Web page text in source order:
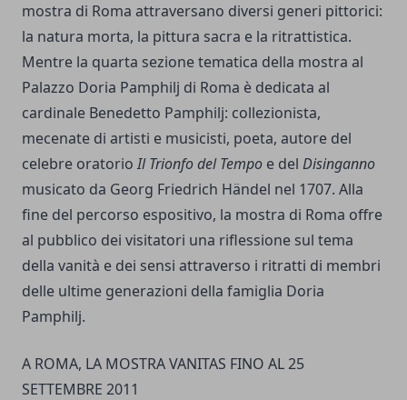
mostra di Roma attraversano diversi generi pittorici:
la natura morta, la pittura sacra e la ritrattistica.
Mentre la quarta sezione tematica della mostra al
Palazzo Doria Pamphilj di Roma è dedicata al
cardinale Benedetto Pamphilj: collezionista,
mecenate di artisti e musicisti, poeta, autore del
celebre oratorioIl Trionfo del Tempo e del Disinganno
musicato da Georg Friedrich Händel nel 1707. Alla
fine del percorso espositivo, la mostra di Roma offre
al pubblico dei visitatori una riflessione sul tema
della vanità e dei sensi attraverso i ritratti di membri
delle ultime generazioni della famiglia Doria
Pamphilj.
A ROMA, LA MOSTRA VANITAS FINO AL 25
SETTEMBRE 2011